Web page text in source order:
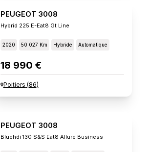
PEUGEOT 3008
Hybrid 225 E-Eat8 Gt Line
2020 50 027 Km Hybride Automatique
18 990 €
Poitiers (86)
PEUGEOT 3008
Bluehdi 130 S&s Eat8 Allure Business